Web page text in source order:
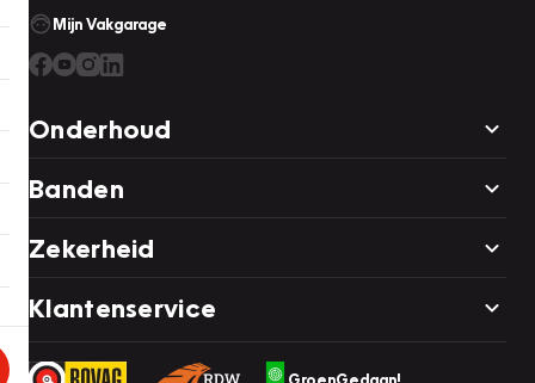
Mijn Vakgarage
Onderhoud
Banden
Zekerheid
Klantenservice